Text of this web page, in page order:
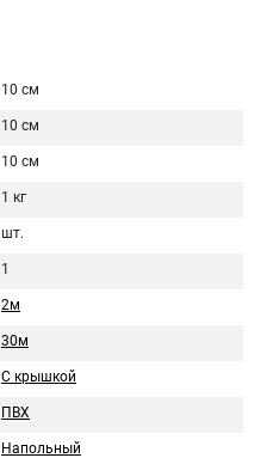
10 см
10 см
10 см
1 кг
шт.
1
2м
30м
С крышкой
ПВХ
Напольный